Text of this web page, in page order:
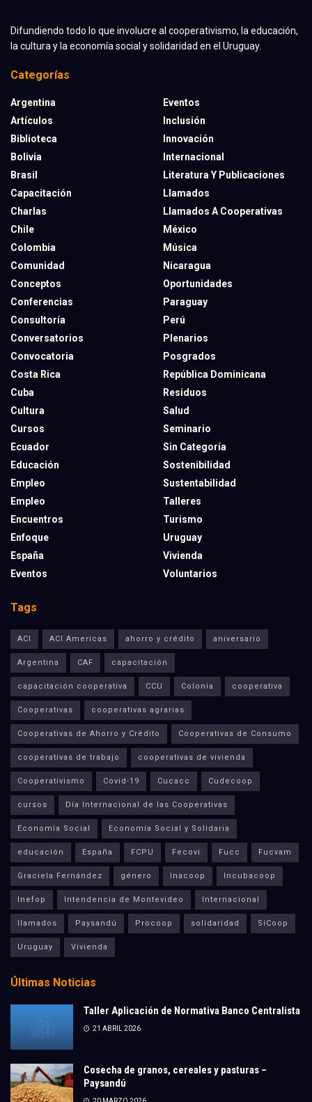
Difundiendo todo lo que involucre al cooperativismo, la educación,
la cultura y la economía social y solidaridad en el Uruguay.
Categorías
Argentina
Artículos
Biblioteca
Bolivia
Brasil
Capacitación
Charlas
Chile
Colombia
Comunidad
Conceptos
Conferencias
Consultoría
Conversatorios
Convocatoria
Costa Rica
Cuba
Cultura
Cursos
Ecuador
Educación
Empleo
Empleo
Encuentros
Enfoque
España
Eventos
Eventos
Inclusión
Innovación
Internacional
Literatura Y Publicaciones
Llamados
Llamados A Cooperativas
México
Música
Nicaragua
Oportunidades
Paraguay
Perú
Plenarios
Posgrados
República Dominicana
Residuos
Salud
Seminario
Sin Categoría
Sostenibilidad
Sustentabilidad
Talleres
Turismo
Uruguay
Vivienda
Voluntarios
Tags
ACI ACI Americas ahorro y crédito aniversario
Argentina CAF capacitación
capacitación cooperativa CCU Colonia cooperativa
Cooperativas cooperativas agrarias
Cooperativas de Ahorro y Crédito Cooperativas de Consumo
cooperativas de trabajo cooperativas de vivienda
Cooperativismo Covid-19 Cucacc Cudecoop
cursos Día Internacional de las Cooperativas
Economía Social Economía Social y Solidaria
educación España FCPU Fecovi Fucc Fucvam
Graciela Fernández género Inacoop Incubacoop
Inefop Intendencia de Montevideo Internacional
llamados Paysandú Procoop solidaridad SíCoop
Uruguay Vivienda
Últimas Noticias
Taller Aplicación de Normativa Banco Centralista
21 ABRIL 2026
Cosecha de granos, cereales y pasturas –
Paysandú